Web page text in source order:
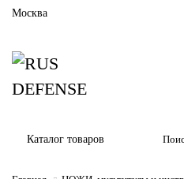
Москва
Каталог товаров